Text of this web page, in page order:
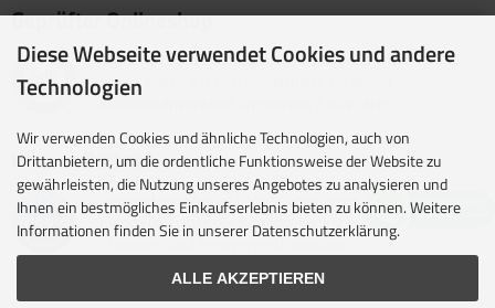
Geprüfter Onlineshop
Mit dem Vertrauenssiegel für kundenfreundliche Online-
Shops zeigen wir Internet-Händler, bei denen
Kundenzufriedenheit an oberster Stelle steht.
Unsere Partner
idealo ist eine der größten E-Commerce-Websites in
Europa und eines der führenden europäischen Online-
Shopping- und Preisvergleichsportale.
Diese Webseite verwendet Cookies und andere
Technologien
Wir verwenden Cookies und ähnliche Technologien, auch von
Drittanbietern, um die ordentliche Funktionsweise der Website zu
gewährleisten, die Nutzung unseres Angebotes zu analysieren und
Ihnen ein bestmögliches Einkaufserlebnis bieten zu können. Weitere
Informationen finden Sie in unserer Datenschutzerklärung.
ALLE AKZEPTIEREN